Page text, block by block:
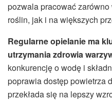
pozwala pracować
roślin, jak i na większych
Regularne opielanie ma
utrzymania zdrowia
konkurencję o wodę i
poprawia dostęp powietrza
przekłada się na lepszy